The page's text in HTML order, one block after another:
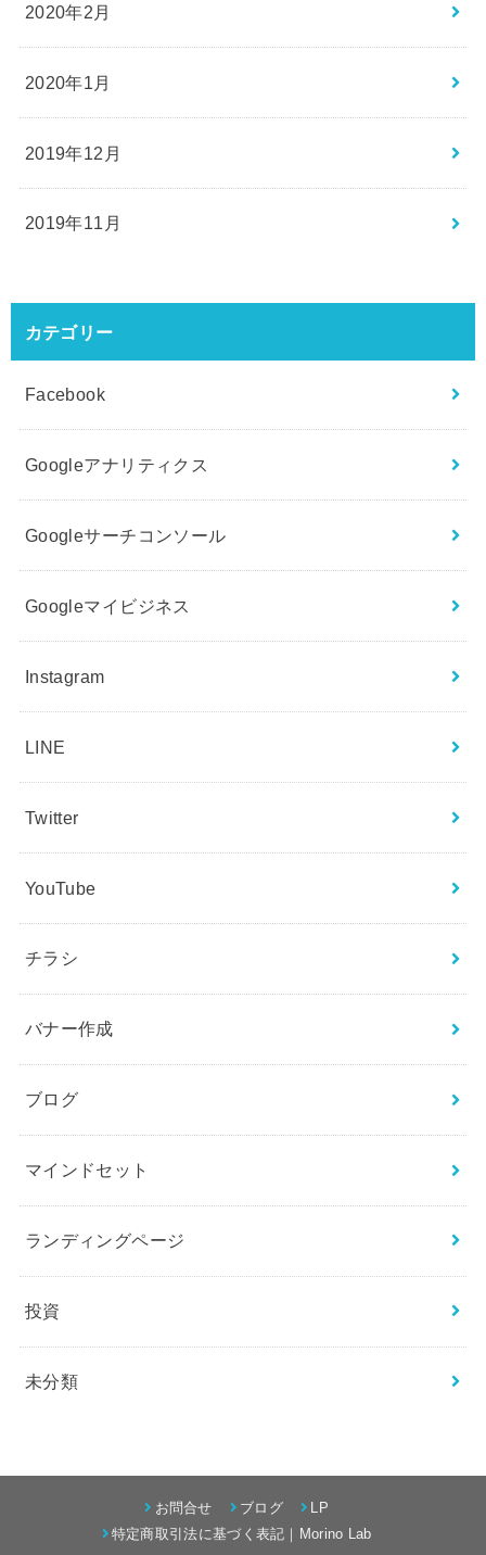
2020年2月
2020年1月
2019年12月
2019年11月
カテゴリー
Facebook
Googleアナリティクス
Googleサーチコンソール
Googleマイビジネス
Instagram
LINE
Twitter
YouTube
チラシ
バナー作成
ブログ
マインドセット
ランディングページ
投資
未分類
お問合せ ブログ
LP
特定商取引法に基づく表記｜Morino Lab